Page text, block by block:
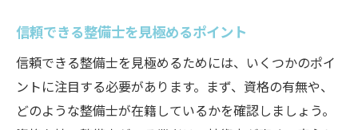
信頼できる整備士を見極めるポイント
信頼できる整備士を見極めるためには、いくつかのポイ
ントに注目する必要があります。まず、資格の有無や、
どのような整備士が在籍しているかを確認しましょう。